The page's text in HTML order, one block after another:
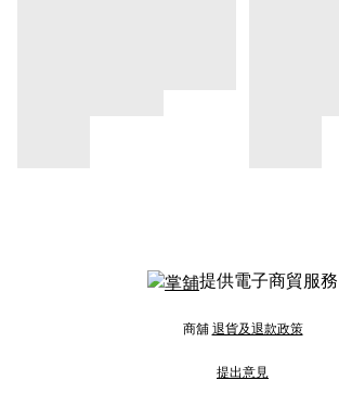
提供電子商貿服務
商舖 退貨及退款政策
提出意見